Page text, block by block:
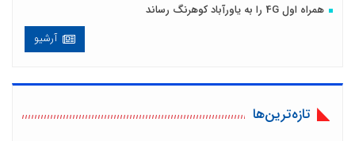
همراه اول 4G را به یاورآباد کوهرنگ رساند
آرشیو
تازه‌ترین‌ها